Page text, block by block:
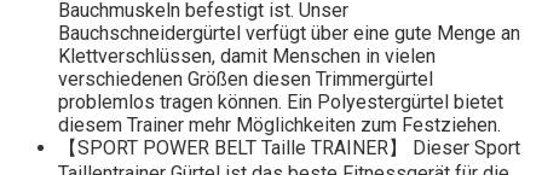
Bauchmuskeln befestigt ist. Unser
Bauchschneidergürtel verfügt über eine gute Menge an
Klettverschlüssen, damit Menschen in vielen
verschiedenen Größen diesen Trimmergürtel
problemlos tragen können. Ein Polyestergürtel bietet
diesem Trainer mehr Möglichkeiten zum Festziehen.
【SPORT POWER BELT Taille TRAINER】 Dieser Sport